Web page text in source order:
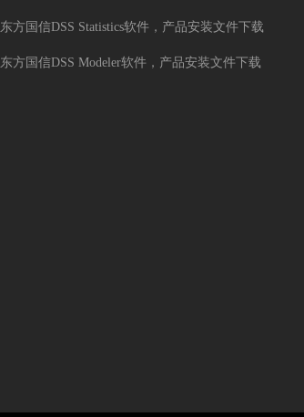
东方国信DSS Statistics软件，产品安装文件下载
东方国信DSS Modeler软件，产品安装文件下载